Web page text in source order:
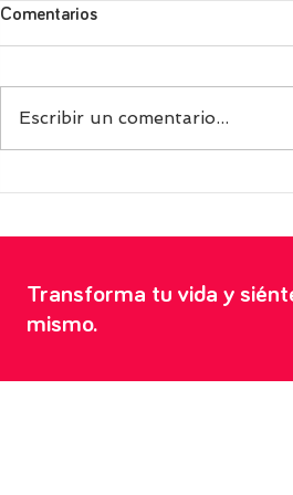
Comentarios
Escribir un comentario...
Transforma tu vida y
mismo.